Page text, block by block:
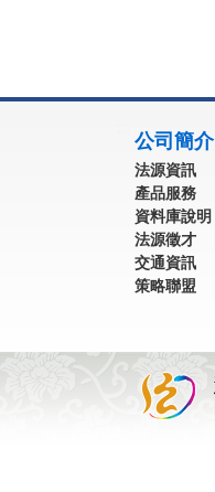
公司簡介
法源資訊
產品服務
資料庫說明
法源徵才
交通資訊
策略聯盟